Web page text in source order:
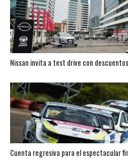
Nissan invita a test drive con
Cuenta regresiva para el espectacular